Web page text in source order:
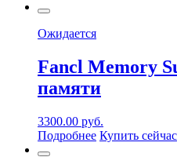
Ожидается
Fancl Memory
памяти
3300.00 руб.
Подробнее Купить сейчас